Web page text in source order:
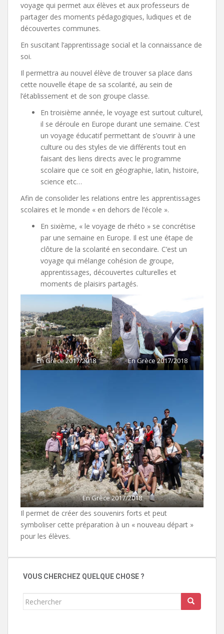
voyage qui permet aux élèves et aux professeurs de
partager des moments pédagogiques, ludiques et de
découvertes communes.
En suscitant l’apprentissage social et la connaissance de
soi.
Il permettra au nouvel élève de trouver sa place dans
cette nouvelle étape de sa scolarité, au sein de
l’établissement et de son groupe classe.
En troisième année, le voyage est surtout culturel,
il se déroule en Europe durant une semaine. C’est
un voyage éducatif permettant de s’ouvrir à une
culture ou des styles de vie différents tout en
faisant des liens directs avec le programme
scolaire que ce soit en géographie, latin, histoire,
science etc…
Afin de consolider les relations entre les apprentissages
scolaires et le monde « en dehors de l’école ».
En sixième, « le voyage de rhéto » se concrétise
par une semaine en Europe. Il est une étape de
clôture de la scolarité en secondaire. C’est un
voyage qui mélange cohésion de groupe,
apprentissages, découvertes culturelles et
moments de plaisirs partagés.
En Grèce 2017/2018 En Grèce 2017/2018
En Grèce 2017/2018
Il permet de créer des souvenirs forts et peut
symboliser cette préparation à un « nouveau départ »
pour les élèves.
VOUS CHERCHEZ QUELQUE CHOSE ?
Rechercher...